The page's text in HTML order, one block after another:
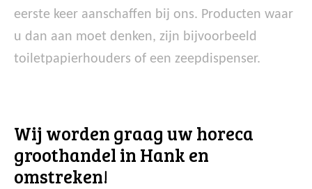
eerste keer aanschaffen bij ons. Producten waar
u dan aan moet denken, zijn bijvoorbeeld
toiletpapierhouders of een zeepdispenser.
Wij worden graag uw horeca
groothandel in Hank en
omstreken!